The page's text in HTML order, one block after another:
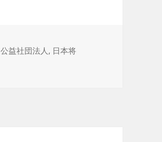
タ
公益社団法人, 日本将